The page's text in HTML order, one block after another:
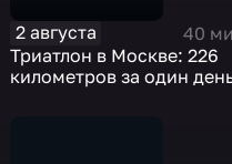
2 августа
40
Триатлон в Москве: 226
километров за один